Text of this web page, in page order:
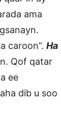
ama
caroon”. Ha
Qof qatar
ee
dib u soo